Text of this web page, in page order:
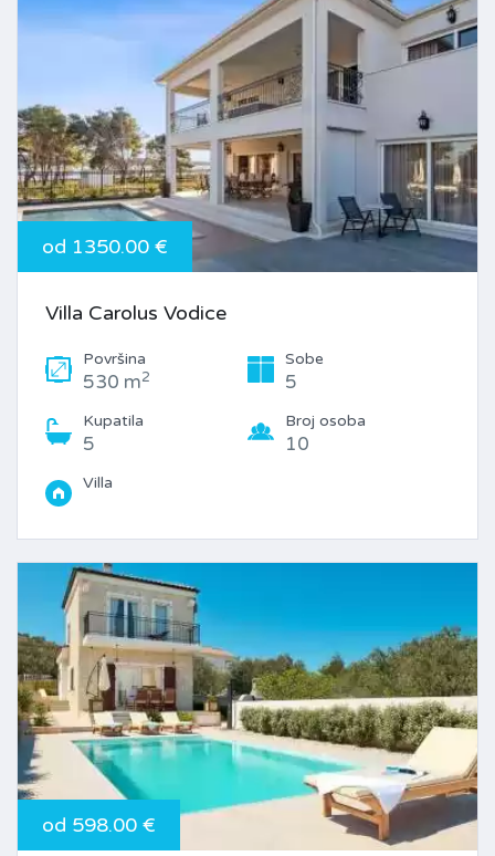
od 1350.00 €
Villa Carolus Vodice
Površina
530 m2
Sobe
5
Kupatila
5
Broj osoba
10
Villa
od 598.00 €